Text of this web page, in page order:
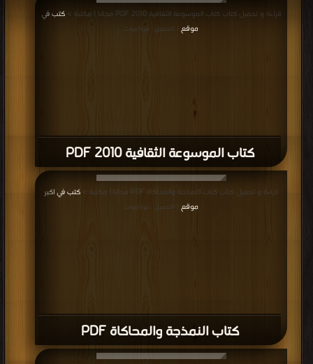
كتاب الموسوعة الثقافية 2010 PDF
قراءة و تحميل كتاب كتاب الموسوعة الثقافية 2010 PDF مجانا | مكتبة >
كتب في
موقع
| التحميل : مرة/مرات
كتاب النمذجة والمحاكاة PDF
قراءة و تحميل كتاب كتاب النمذجة والمحاكاة PDF مجانا | مكتبة >
كتب في اكبر
موقع
| التحميل : مرة/مرات